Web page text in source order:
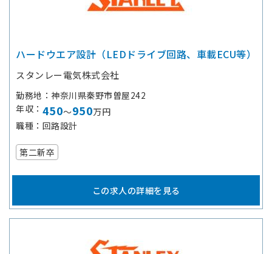
ハードウエア設計（LEDドライブ回路、車載ECU等）
スタンレー電気株式会社
勤務地
神奈川県秦野市曽屋242
年収
450～950万円
職種
回路設計
第二新卒
この求人の詳細を見る